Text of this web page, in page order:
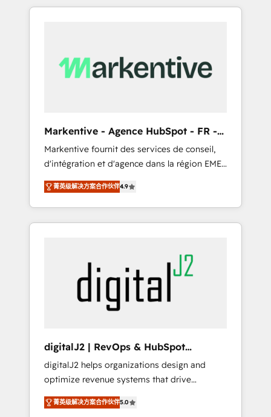
business - Reduce no-shows - Improve lead
client's are too busy to learn the ins-and-outs
of HubSpot. We give you a Personal
know what you don't know'
recommendations to maximize conversions!
OTF is an Elite Partner (top 1% of 6,500+
Partners) and was named 2023 HubSpot
Partner of the Year 💥 Trusted by 2,500+
companies to help them scale and close
more business, by using HubSpot (the right
www.onthefuze.com/hubspot-admin Contact
us to learn more!
Markentive - Agence HubSpot - FR -
EN
Markentive fournit des services de conseil,
d'intégration et d'agence dans la région EMEA
et North America. Avec plus de 115 experts en
marketing automation, Growth, Revops, CRM
et webdesign. Markentive is both a
consulting firm, a digital agency and an
webdesign (We focus on EMEA - USA
customers).
菁英级解决方案合作伙伴4.9
digitalJ2 | RevOps & HubSpot
Implementations
digitalJ2 helps organizations design and
optimize revenue systems that drive
scalable, predictable growth. As a triple-
accredited HubSpot Solutions Partner, we
菁英级解决方案合作伙伴5.0